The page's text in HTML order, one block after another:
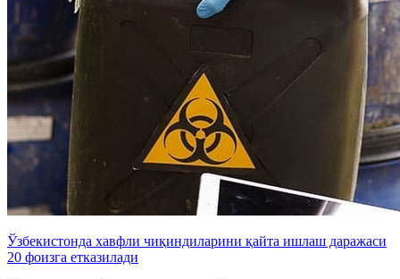
Ўзбекистонда хавфли чиқиндиларини қайта ишлаш даражаси
20 фоизга етказилади